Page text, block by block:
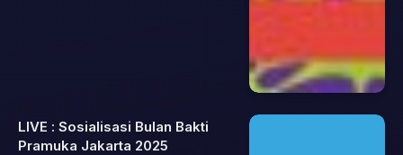
LIVE : Sosialisasi Bulan Bakti
Pramuka Jakarta 2025